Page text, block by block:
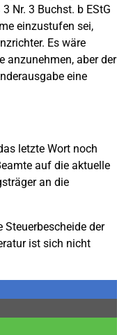
Nr. 3 Buchst. b EStG
einzustufen sei,
Es wäre
anzunehmen, aber der
eine
letzte Wort noch
auf die aktuelle
an die
der
ist sich nicht